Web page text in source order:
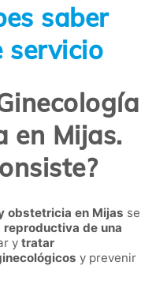
saber
servicio
en Mijas.
obstetricia en Mijas se
reproductiva de una
y tratar
y prevenir